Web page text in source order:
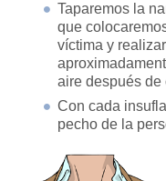
Taparemos la
que
víctima y
aire después de
Con cada
pecho de la